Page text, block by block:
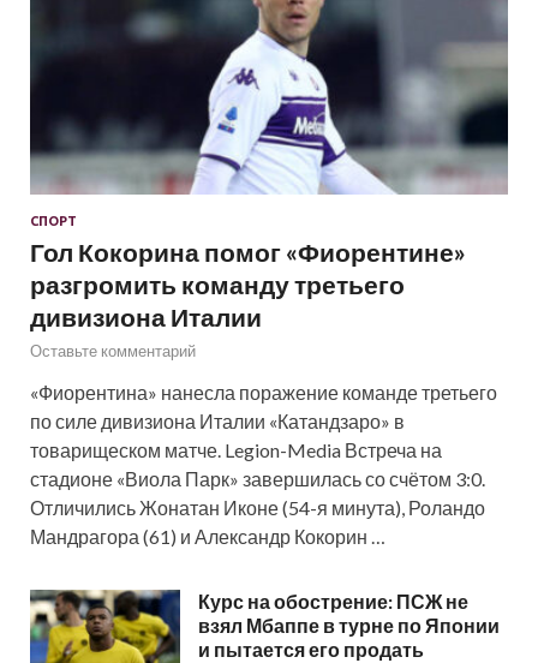
СПОРТ
Гол Кокорина помог «Фиорентине»
разгромить команду третьего
дивизиона Италии
Оставьте комментарий
«Фиорентина» нанесла поражение команде третьего
по силе дивизиона Италии «Катандзаро» в
товарищеском матче. Legion-Media Встреча на
стадионе «Виола Парк» завершилась со счётом 3:0.
Отличились Жонатан Иконе (54-я минута), Роландо
Мандрагора (61) и Александр Кокорин …
Курс на обострение: ПСЖ не
взял Мбаппе в турне по Японии
и пытается его продать